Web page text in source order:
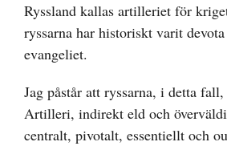
Ryssland kallas artilleriet för
ryssarna har historiskt varit
evangeliet.
Jag påstår att ryssarna, i detta
Artilleri, indirekt eld och
centralt, pivotalt, essentiellt och